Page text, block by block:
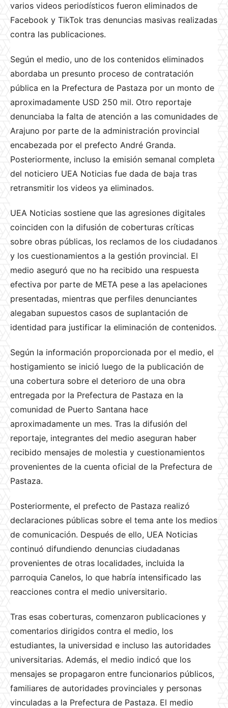
varios videos periodísticos fueron eliminados de
Facebook y TikTok tras denuncias masivas realizadas
contra las publicaciones.
Según el medio, uno de los contenidos eliminados
abordaba un presunto proceso de contratación
pública en la Prefectura de Pastaza por un monto de
aproximadamente USD 250 mil. Otro reportaje
denunciaba la falta de atención a las comunidades de
Arajuno por parte de la administración provincial
encabezada por el prefecto André Granda.
Posteriormente, incluso la emisión semanal completa
del noticiero UEA Noticias fue dada de baja tras
retransmitir los videos ya eliminados.
UEA Noticias sostiene que las agresiones digitales
coinciden con la difusión de coberturas críticas
sobre obras públicas, los reclamos de los ciudadanos
y los cuestionamientos a la gestión provincial. El
medio aseguró que no ha recibido una respuesta
efectiva por parte de META pese a las apelaciones
presentadas, mientras que perfiles denunciantes
alegaban supuestos casos de suplantación de
identidad para justificar la eliminación de contenidos.
Según la información proporcionada por el medio, el
hostigamiento se inició luego de la publicación de
una cobertura sobre el deterioro de una obra
entregada por la Prefectura de Pastaza en la
comunidad de Puerto Santana hace
aproximadamente un mes. Tras la difusión del
reportaje, integrantes del medio aseguran haber
recibido mensajes de molestia y cuestionamientos
provenientes de la cuenta oficial de la Prefectura de
Pastaza.
Posteriormente, el prefecto de Pastaza realizó
declaraciones públicas sobre el tema ante los medios
de comunicación. Después de ello, UEA Noticias
continuó difundiendo denuncias ciudadanas
provenientes de otras localidades, incluida la
parroquia Canelos, lo que habría intensificado las
reacciones contra el medio universitario.
Tras esas coberturas, comenzaron publicaciones y
comentarios dirigidos contra el medio, los
estudiantes, la universidad e incluso las autoridades
universitarias. Además, el medio indicó que los
mensajes se propagaron entre funcionarios públicos,
familiares de autoridades provinciales y personas
vinculadas a la Prefectura de Pastaza. El medio